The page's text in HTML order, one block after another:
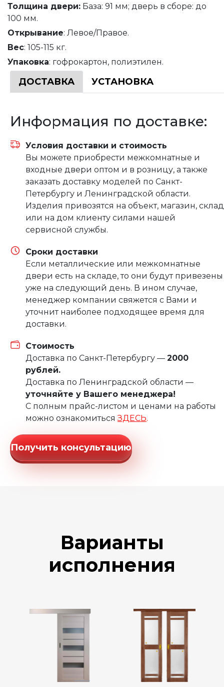
Толщина двери: База: 91 мм; дверь в сборе: до
100 мм.
Открывание: Левое/Правое.
Вес: 105-115 кг.
Упаковка: гофрокартон, полиэтилен.
ДОСТАВКА УСТАНОВКА
Информация по доставке:
Условия доставки и стоимость
Вы можете приобрести межкомнатные и
входные двери оптом и в розницу, а также
заказать доставку моделей по Санкт-
Петербургу и Ленинградской области.
Изделия привозятся на объект, магазин, склад
или на дом клиенту силами нашей
сервисной службы.
Сроки доставки
Если металлические или межкомнатные
двери есть на складе, то они будут привезены
уже на следующий день. В ином случае,
менеджер компании свяжется с Вами и
уточнит наиболее подходящее время для
доставки.
Стоимость
Доставка по Санкт-Петербургу — 2000
рублей.
Доставка по Ленинградской области —
уточняйте у Вашего менеджера!
С полным прайс-листом и ценами на работы
можно ознакомитьсяЗДЕСЬ.
Получить консультацию
Варианты
исполнения